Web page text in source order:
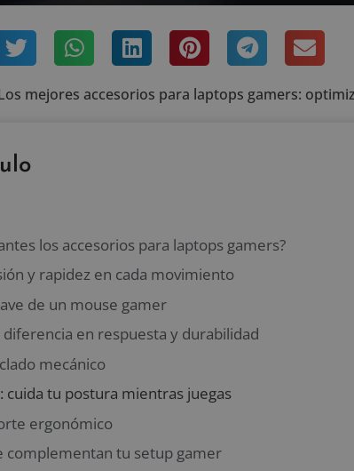
mejores accesorios para laptops gamers:
los accesorios para laptops gamers?
y rapidez en cada movimiento
de un mouse gamer
diferencia en respuesta y durabilidad
mecánico
cuida tu postura mientras juegas
ergonómico
complementan tu setup gamer